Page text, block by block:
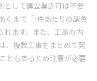
として建設業許可は不要
くまで「1件あたりの請負
ます。また、工事の内
、複数工事をまとめて発
ともあるため注意が必要